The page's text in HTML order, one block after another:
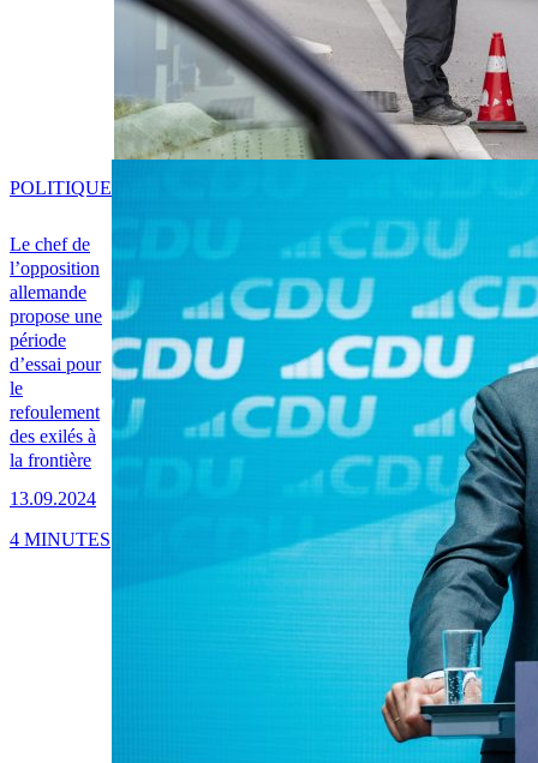
Le chef de
l’opposition
allemande
propose une
période
d’essai pour
le
refoulement
des exilés à
la frontière
13.09.2024
POLITIQUE
4 MINUTES